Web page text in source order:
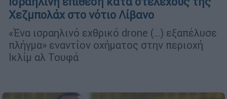
Χεζμπολάχ στο νότιο Λίβανο
«Ένα ισραηλινό εχθρικό drone (…) εξαπέλυσε
πλήγμα» εναντίον οχήματος στην περιοχή
Ικλίμ αλ Τουφά